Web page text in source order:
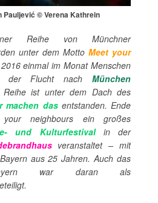
Pauljević © Verena Kathrein
Reihe von Münchner
unter dem Motto Meet your
einmal im Monat Menschen
der Flucht nach München
Reihe ist unter dem Dach des
machen dasentstanden. Ende
neighbours ein großes
und Kulturfestival in der
veranstaltet – mit
aus 25 Jahren. Auch das
war daran als
.